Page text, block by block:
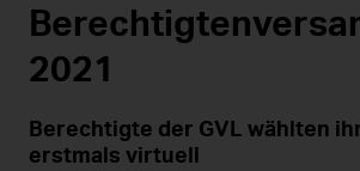
2021
Berechtigte der GVL wählten
erstmals virtuell